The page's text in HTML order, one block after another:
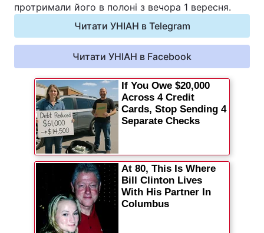
Інтерв'ю Думки
Архів Вакансії
Контакти
ПОСЛУГИ
Реклама на сайті
Моніторинг Пресцентр
протримали його в полоні з вечора 1 вересня.
Читати УНІАН в Telegram
Читати УНІАН в Facebook